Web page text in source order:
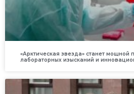
«Арктическая звезда» станет
лабораторных изысканий и